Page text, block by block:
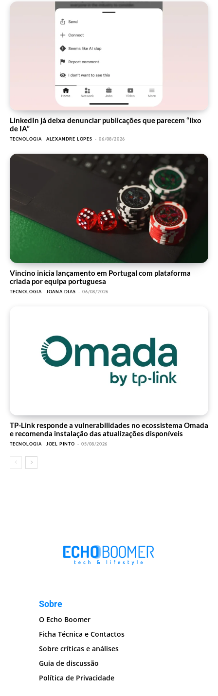
LinkedIn já deixa denunciar publicações que parecem “lixo
de IA”
TECNOLOGIA ALEXANDRE LOPES - 06/08/2026
Vincino inicia lançamento em Portugal com plataforma
criada por equipa portuguesa
TECNOLOGIA JOANA DIAS - 06/08/2026
TP-Link responde a vulnerabilidades no ecossistema Omada
e recomenda instalação das atualizações disponíveis
TECNOLOGIA JOEL PINTO - 05/08/2026
Sobre
O Echo Boomer
Ficha Técnica e Contactos
Sobre críticas e análises
Guia de discussão
Política de Privacidade